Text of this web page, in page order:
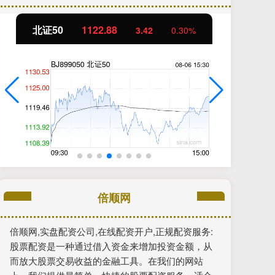
北证50 1122.88 3.42 0.30%
倍顺网
倍顺网,实盘配资公司,在线配资开户,正规配资服务:
股票配资是一种通过借入资金来增加投资金额，从
而放大股票交易收益的金融工具。在我们的网站